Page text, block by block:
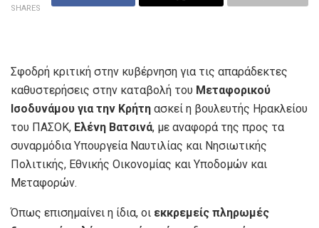
SHARES
Σφοδρή κριτική στην κυβέρνηση για τις απαράδεκτες
καθυστερήσεις στην καταβολή του Μεταφορικού
Ισοδυνάμου για την Κρήτη ασκεί η βουλευτής Ηρακλείου
του ΠΑΣΟΚ, Ελένη Βατσινά, με αναφορά της προς τα
συναρμόδια Υπουργεία Ναυτιλίας και Νησιωτικής
Πολιτικής, Εθνικής Οικονομίας και Υποδομών και
Μεταφορών.
Όπως επισημαίνει η ίδια, οι εκκρεμείς πληρωμές